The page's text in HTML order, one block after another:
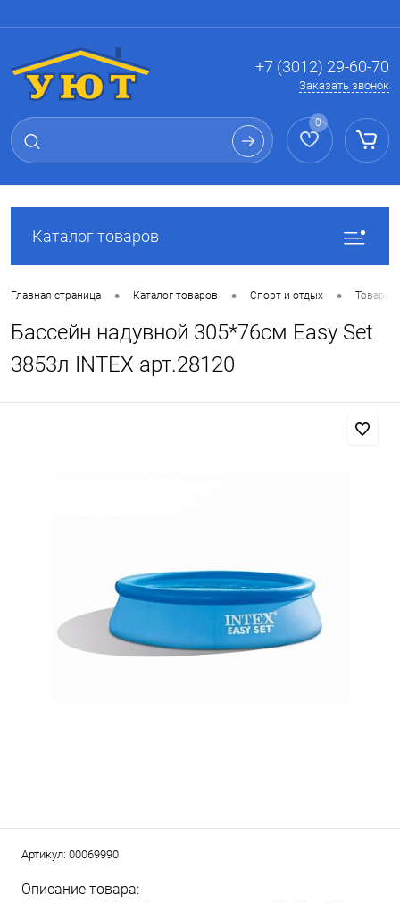
+7 (3012) 29-60-70
Заказать звонок
0
Каталог товаров
Главная страница • Каталог товаров • Спорт и отдых • Товары
Бассейн надувной 305*76см Easy Set
3853л INTEX арт.28120
Артикул: 00069990
Описание товара: